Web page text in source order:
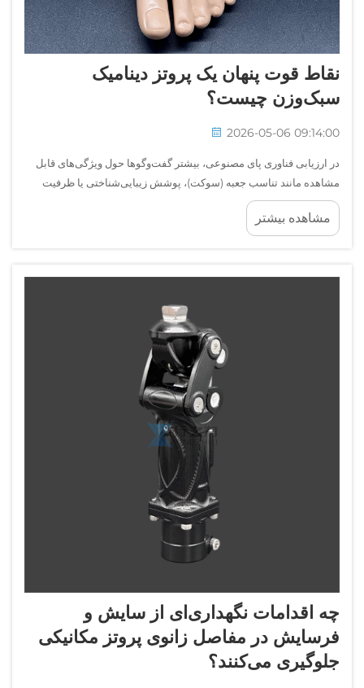
نقاط قوت پنهان یک پروتز دینامیک
سبک‌وزن چیست؟
2026-05-06 09:14:00
در ارزیابی فناوری پای مصنوعی، بیشتر گفت‌وگوها حول ویژگی‌های قابل
مشاهده مانند تناسب جعبه (سوکت)، پوشش زیبایی‌شناختی یا ظرفیت
اولیه تحمل بار متمرکز است. با این حال، مزایای عملکردی معنادار پای
مصنوعی پویا و سبک‌وزن به ندرت آن عناصری هستند که...
مشاهده بیشتر
چه اقدامات نگهداری‌ای از سایش و
فرسایش در مفاصل زانوی پروتز مکانیکی
جلوگیری می‌کنند؟